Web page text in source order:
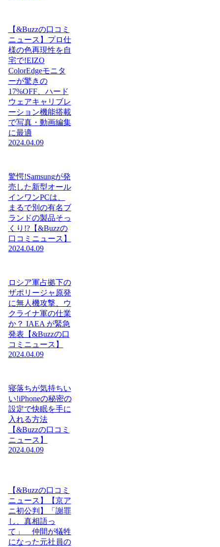
【&Buzzの口コミ
ニュース】プロ仕
様の色再現性を自
宅で!EIZO
ColorEdgeモニタ
ーが驚きの
17%OFF、ハード
ウェアキャリブレ
ーション機能搭載
で写真・動画編集
に最適
2024.04.09
驚愕!Samsungが発
売した新型オール
インワンPCは、
まるで別の有名ブ
ランドの製品そっ
くり!?【&Buzzの
口コミニュース】
2024.04.09
ロシア軍占拠下の
ザポリージャ原発
に無人機攻撃、ウ
クライナ軍の仕業
か？ IAEA が緊急
発表【&Buzzの口
コミニュース】
2024.04.09
寝落ちが気持ちい
い!iPhoneの秘密の
設定で快眠を手に
入れる方法
【&Buzzの口コミ
ニュース】
2024.04.09
【&Buzzの口コミ
ニュース】【京ア
ニ初公判】「謝罪
し、真相語っ
て」 仲間が犠牲
になった元社員の